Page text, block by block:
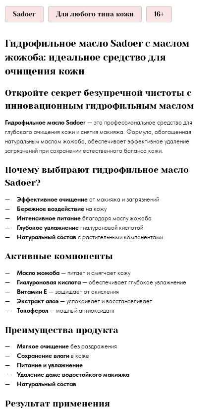
Sadoer Для любого типа кожи 16+
Гидрофильное масло Sadoer с маслом
жожоба: идеальное средство для
очищения кожи
Откройте секрет безупречной чистоты с
инновационным гидрофильным маслом
Гидрофильное масло Sadoer — это профессиональное средство для
глубокого очищения кожи и снятия макияжа. Формула, обогащенная
натуральным маслом жожоба, обеспечивает эффективное удаление
загрязнений при сохранении естественного баланса кожи.
Почему выбирают гидрофильное масло
Sadoer?
Эффективное очищение от макияжа и загрязнений
Бережное воздействие на кожу
Интенсивное питание благодаря маслу жожоба
Глубокое увлажнение гиалуроновой кислотой
Натуральный состав с растительными компонентами
Активные компоненты
Масло жожоба — питает и смягчает кожу
Гиалуроновая кислота — обеспечивает глубокое увлажнение
Витамин Е — защищает от окисления
Экстракт алоэ — успокаивает и восстанавливает
Токоферол — мощный антиоксидант
Преимущества продукта
Мягкое очищение без раздражения
Сохранение влаги в коже
Питание и увлажнение
Удаление даже водостойкого макияжа
Натуральный состав
Результат применения